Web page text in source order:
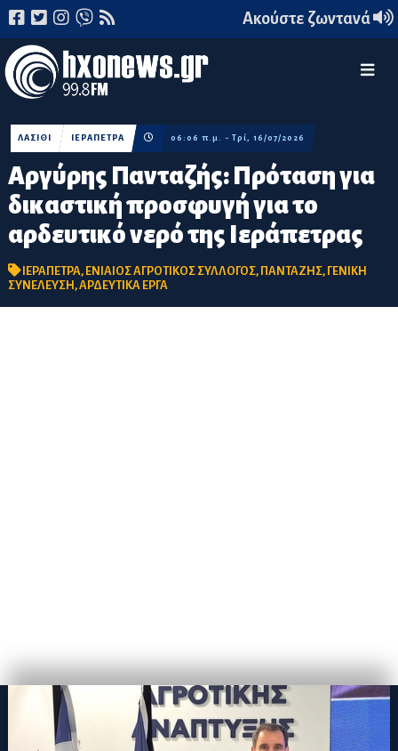
Ακούστε ζωντανά
Αργύρης Πανταζής: Πρόταση για
δικαστική προσφυγή για το
αρδευτικό νερό της Ιεράπετρας
ΛΑΣΙΘΙ ΙΕΡΑΠΕΤΡΑ 06:06 π.μ. - Τρί, 16/07/2026
ΙΕΡΑΠΕΤΡΑ, ΕΝΙΑΙΟΣ ΑΓΡΟΤΙΚΟΣ ΣΥΛΛΟΓΟΣ, ΠΑΝΤΑΖΗΣ, ΓΕΝΙΚΗ
ΣΥΝΕΛΕΥΣΗ,ΑΡΔΕΥΤΙΚΑ ΕΡΓΑ